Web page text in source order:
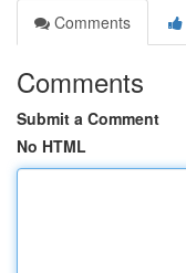
Comments
Comments
Submit a Comment
No HTML